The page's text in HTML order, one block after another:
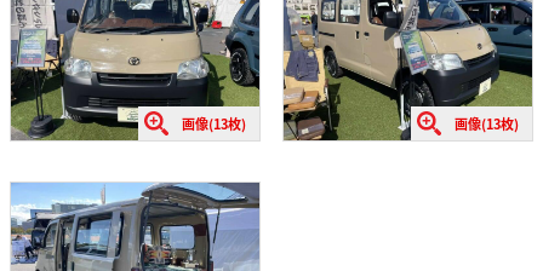
画像(13枚) 画像(13枚)